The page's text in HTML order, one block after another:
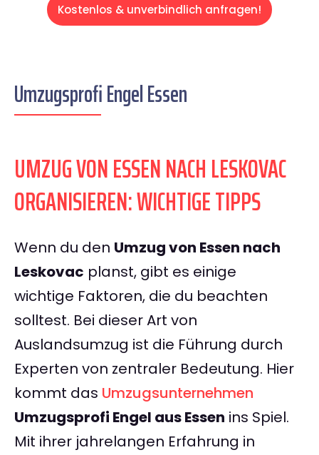
Kostenlos & unverbindlich anfragen!
Umzugsprofi Engel Essen
UMZUG VON ESSEN NACH LESKOVAC
ORGANISIEREN: WICHTIGE TIPPS
Wenn du den Umzug von Essen nach
Leskovac planst, gibt es einige
wichtige Faktoren, die du beachten
solltest. Bei dieser Art von
Auslandsumzug ist die Führung durch
Experten von zentraler Bedeutung. Hier
kommt das Umzugsunternehmen
Umzugsprofi Engel aus Essen ins Spiel.
Mit ihrer jahrelangen Erfahrung in